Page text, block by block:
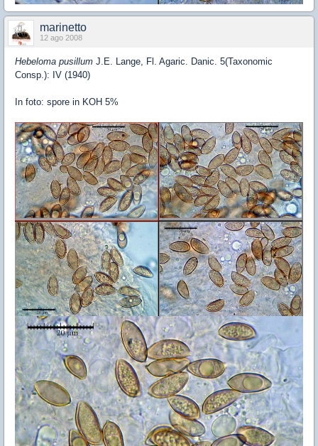
marinetto
12 ago 2008
Hebeloma pusillum J.E. Lange, Fl. Agaric. Danic. 5(Taxonomic
Consp.): IV (1940)
In foto: spore in KOH 5%